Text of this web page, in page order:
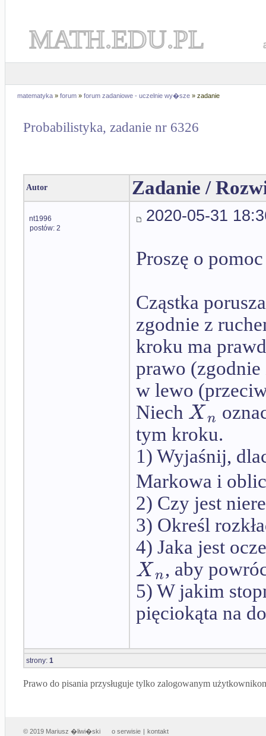
MATH.EDU.PL
matematyka » forum » forum zadaniowe - uczelnie wy�sze » zadanie
Probabilistyka, zadanie nr 6326
Autor Zadanie /
nt1996
postów: 2
2020-05-31
Proszę o
Cząstka
zgodnie z
kroku ma
prawo
w lewo
Niech Xn
tym kroku.
1) Wyjaśnij,
Markowa i
2) Czy jest
3) Określ
4) Jaka jest
Xn, aby
5) W jakim
pięciokąta na
strony: 1
Prawo do pisania przysługuje tylko zalogowanym
© 2019 Mariusz �liwi�ski o serwisie | kontakt